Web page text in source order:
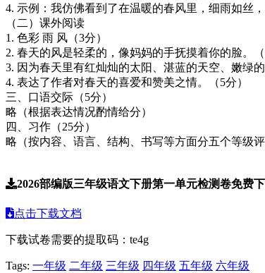
4. 示例：我仿佛看到了在温暖的春风里，细雨如
（二）课外阅读
1. 色彩 雨 风（3分）
2. 春天的风是轻柔的，像妈妈的手抚摸着你的脸
3. 因为春天里有红灿灿的太阳、湛蓝的天空、嫩
4. 表达了作者对春天的喜爱和赞美之情。（5分）
三、口语交际（5分）
略（根据表达情况酌情给分）
四、习作（25分）
略（按内容、语言、结构、书写等方面分五个等
2026部编版三年级语文下册第一单元检测卷免费
点击下载文档
下载试卷需要的提取码： te4g
Tags: 一年级 二年级 三年级 四年级 五年级 六年级